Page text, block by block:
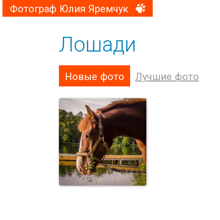
Фотограф Юлия Яремчук
Лошади
Новые фото Лучшие фото